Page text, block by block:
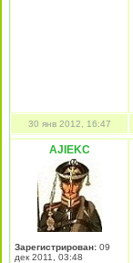
30 янв 2012, 16:47
AJIEKC
Зарегистрирован: 09
дек 2011, 03:48